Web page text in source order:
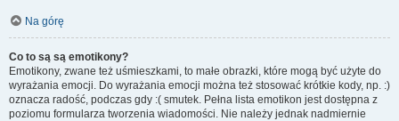
Na górę
Co to są są emotikony?
Emotikony, zwane też uśmieszkami, to małe obrazki, które mogą być użyte do
wyrażania emocji. Do wyrażania emocji można też stosować krótkie kody, np. :)
oznacza radość, podczas gdy :( smutek. Pełna lista emotikon jest dostępna z
poziomu formularza tworzenia wiadomości. Nie należy jednak nadmiernie